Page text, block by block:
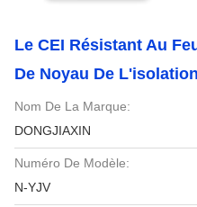
Le CEI Résistant Au
De Noyau De
Nom De La Marque:
DONGJIAXIN
Numéro De Modèle:
N-YJV